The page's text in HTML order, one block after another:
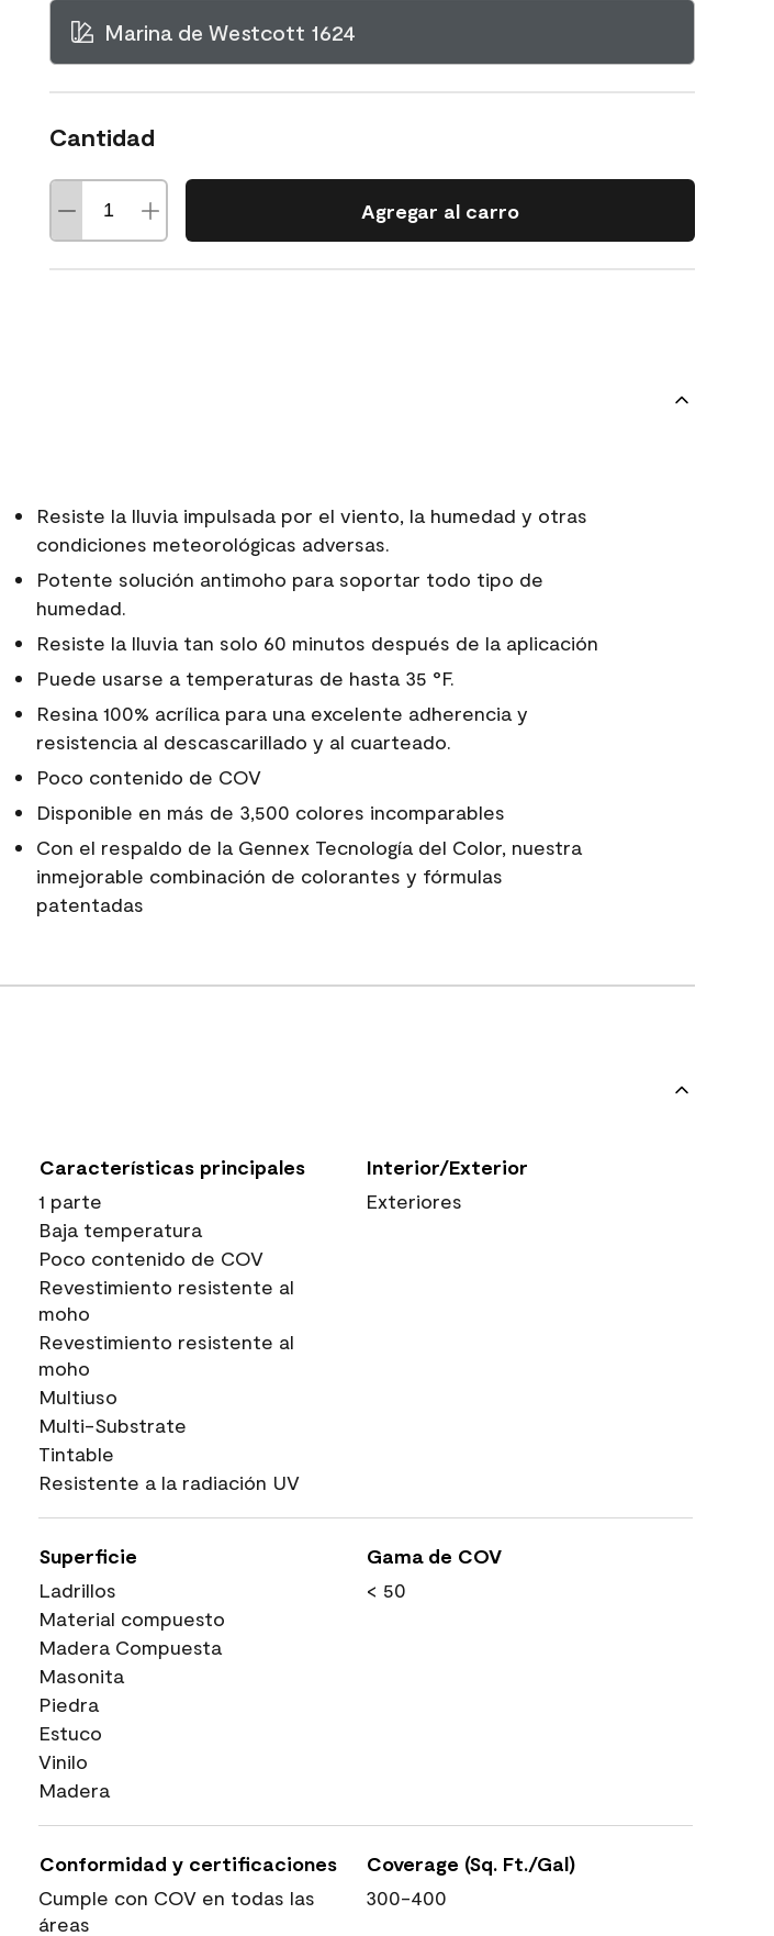
Marina de Westcott 1624
Cantidad
Agregar al carro
Resiste la lluvia impulsada por el viento, la humedad y otras
condiciones meteorológicas adversas.
Potente solución antimoho para soportar todo tipo de
humedad.
Resiste la lluvia tan solo 60 minutos después de la aplicación
Puede usarse a temperaturas de hasta 35 °F.
Resina 100% acrílica para una excelente adherencia y
resistencia al descascarillado y al cuarteado.
Poco contenido de COV
Disponible en más de 3,500 colores incomparables
Con el respaldo de la Gennex Tecnología del Color, nuestra
inmejorable combinación de colorantes y fórmulas
patentadas
Características principales
1 parte
Baja temperatura
Poco contenido de COV
Revestimiento resistente al
moho
Revestimiento resistente al
moho
Multiuso
Multi-Substrate
Tintable
Resistente a la radiación UV
Interior/Exterior
Exteriores
Superficie
Ladrillos
Material compuesto
Madera Compuesta
Masonita
Piedra
Estuco
Vinilo
Madera
Gama de COV
< 50
Conformidad y certificaciones
Cumple con COV en todas las
áreas
Coverage (Sq. Ft./Gal)
300-400